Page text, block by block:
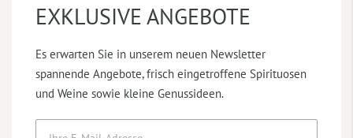
EXKLUSIVE ANGEBOTE
Es erwarten Sie in unserem neuen Newsletter
spannende Angebote, frisch eingetroffene Spirituosen
und Weine sowie kleine Genussideen.